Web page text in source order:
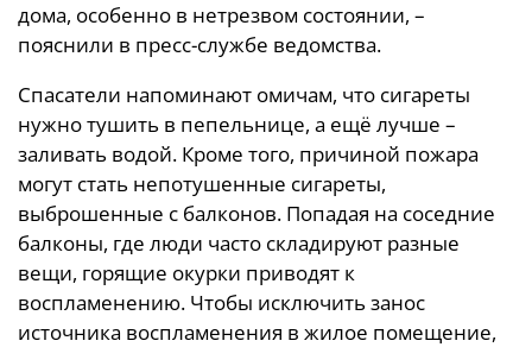
дома, особенно в нетрезвом состоянии, –
пояснили в пресс-службе ведомства.
Спасатели напоминают омичам, что сигареты
нужно тушить в пепельнице, а ещё лучше –
заливать водой. Кроме того, причиной пожара
могут стать непотушенные сигареты,
выброшенные с балконов. Попадая на соседние
балконы, где люди часто складируют разные
вещи, горящие окурки приводят к
воспламенению. Чтобы исключить занос
источника воспламенения в жилое помещение,